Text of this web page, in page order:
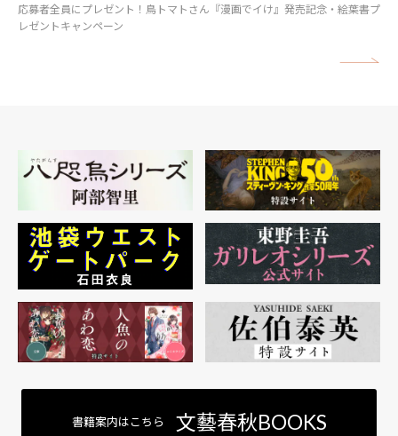
応募者全員にプレゼント！鳥トマトさん『漫画でイけ』発売記念・絵葉書プ
レゼントキャンペーン
書籍案内はこちら 文藝春秋BOOKS